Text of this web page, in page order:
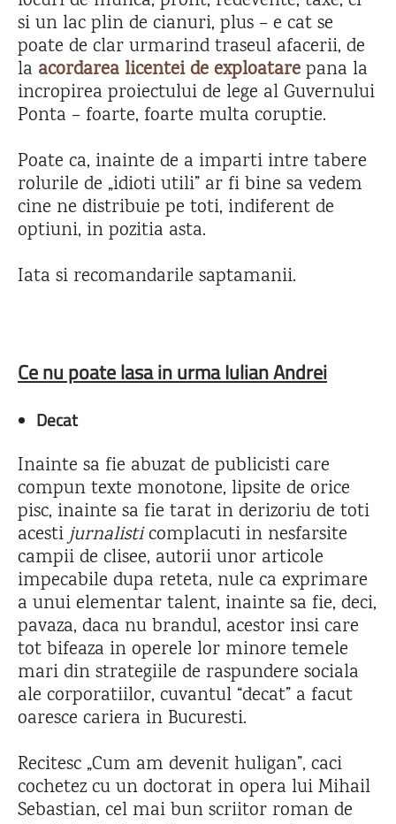
si un lac plin de cianuri, plus – e cat se
poate de clar urmarind traseul afacerii, de
la acordarea licentei de exploatarepana la
incropirea proiectului de lege al Guvernului
Ponta – foarte, foarte multa coruptie.
Poate ca, inainte de a imparti intre tabere
rolurile de „idioti utili” ar fi bine sa vedem
cine ne distribuie pe toti, indiferent de
optiuni, in pozitia asta.
Iata si recomandarile saptamanii.
Ce nu poate lasa in urma Iulian Andrei
Decat
Inainte sa fie abuzat de publicisti care
compun texte monotone, lipsite de orice
pisc, inainte sa fie tarat in derizoriu de toti
acestijurnalisticomplacuti in nesfarsite
campii de clisee, autorii unor articole
impecabile dupa reteta, nule ca exprimare
a unui elementar talent, inainte sa fie, deci,
pavaza, daca nu brandul, acestor insi care
tot bifeaza in operele lor minore temele
mari din strategiile de raspundere sociala
ale corporatiilor, cuvantul “decat” a facut
oaresce cariera in Bucuresti.
Recitesc „Cum am devenit huligan”, caci
cochetez cu un doctorat in opera lui Mihail
Sebastian, cel mai bun scriitor roman de